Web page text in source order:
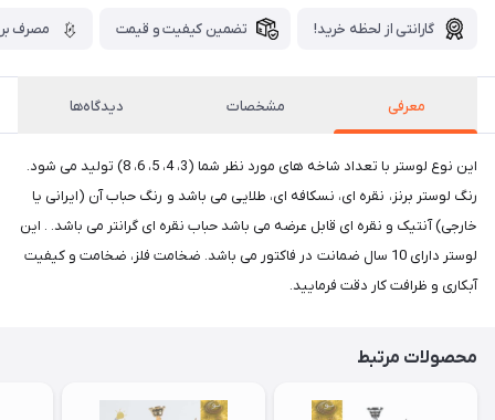
گارانتی از لحظه خرید! تضمین کیفیت و قیمت مصرف
معرفی مشخصات دیدگاه‌ها
این نوع لوستر با تعداد شاخه های مورد نظر شما (3، 4، 5، 6، 8) تولید می شود.
رنگ لوستر برنز، نقره ای، نسکافه ای، طلایی می باشد و رنگ حباب آن (ایرانی یا
خارجی) آنتیک و نقره ای قابل عرضه می باشد حباب نقره ای گرانتر می باشد. . این
لوستر دارای 10 سال ضمانت در فاکتور می باشد. ضخامت فلز، ضخامت و کیفیت
آبکاری و ظرافت کار دقت فرمایید.
محصولات مرتبط